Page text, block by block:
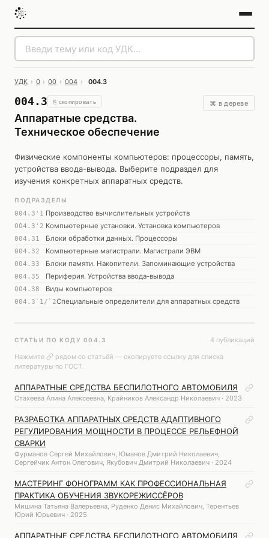
УДК › 0 › 00 › 004 › 004.3
004.3 ⎘ скопировать
Аппаратные средства.
Техническое обеспечение
⌘ в дереве
Физические компоненты компьютеров: процессоры, память,
устройства ввода-вывода. Выберите подраздел для
изучения конкретных аппаратных средств.
ПОДРАЗДЕЛЫ
004.3'1 Производство вычислительных устройств
004.3'2 Компьютерные установки. Установка компьютеров
004.31 Блоки обработки данных. Процессоры
004.32 Компьютерные магистрали. Магистрали ЭВМ
004.33 Блоки памяти. Накопители. Запоминающие устройства
004.35 Периферия. Устройства ввода-вывода
004.38 Виды компьютеров
004.3`1/`2Специальные определители для аппаратных средств
СТАТЬИ ПО КОДУ 004.3
4 публикаций
Нажмите
рядом со статьёй — скопируете ссылку для списка
литературы по ГОСТ.
АППАРАТНЫЕ СРЕДСТВА БЕСПИЛОТНОГО АВТОМОБИЛЯ
Стахеева Алина Алексеевна, Крайников Александр Николаевич · 2023
РАЗРАБОТКА АППАРАТНЫХ СРЕДСТВ АДАПТИВНОГО
РЕГУЛИРОВАНИЯ МОЩНОСТИ В ПРОЦЕССЕ РЕЛЬЕФНОЙ
СВАРКИ
Фурманов Сергей Михайлович, Юманов Дмитрий Николаевич,
Сергейчик Антон Олегович, Якубович Дмитрий Николаевич · 2024
МАСТЕРИНГ ФОНОГРАММ КАК ПРОФЕССИОНАЛЬНАЯ
ПРАКТИКА ОБУЧЕНИЯ ЗВУКОРЕЖИССЁРОВ
Мишина Татьяна Валерьевна, Руденко Денис Михайлович, Терентьев
Юрий Юрьевич · 2025
АППАРАТНЫЕ СРЕДСТВА БЕСПИЛОТНОГО АВТОМОБИЛЯ